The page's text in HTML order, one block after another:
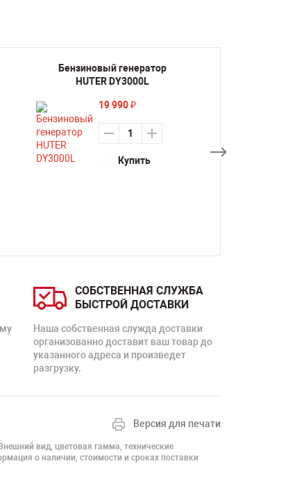
Бензиновый генератор
HUTER DY3000L
19 990 ₽
Купить
СОБСТВЕННАЯ СЛУЖБА
БЫСТРОЙ ДОСТАВКИ
Наша собственная служда доставки
организованно доставит ваш товар до
указанного адреса и произведет
разгрузку.
Версия для печати
вид, цветовая гамма, технические
о наличии, стоимости и сроках поставки